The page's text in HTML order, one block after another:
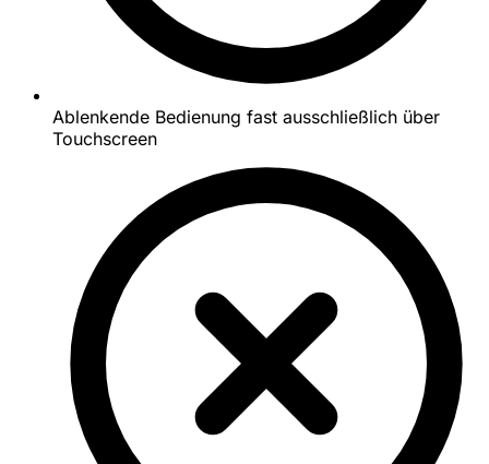
Ablenkende Bedienung fast ausschließlich über
Touchscreen